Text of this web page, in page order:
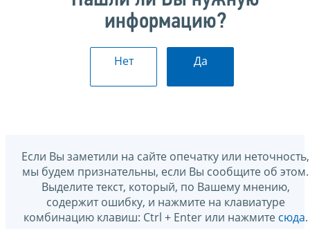
информацию?
Нет Да
Если Вы заметили на сайте опечатку или неточность,
мы будем признательны, если Вы сообщите об этом.
Выделите текст, который, по Вашему мнению,
содержит ошибку, и нажмите на клавиатуре
комбинацию клавиш: Ctrl + Enter или нажмите сюда.